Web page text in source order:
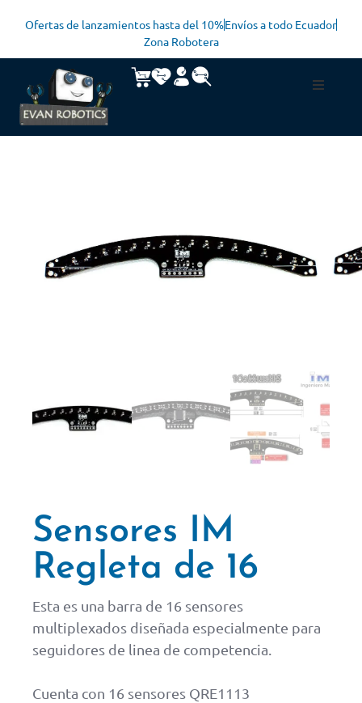
Ofertas de lanzamientos hasta del 10%Envíos a todo Ecuador
Zona Robotera
Sensores IM
Regleta de 16
Esta es una barra de 16 sensores
multiplexados diseñada especialmente para
seguidores de linea de competencia.
Cuenta con 16 sensores QRE1113